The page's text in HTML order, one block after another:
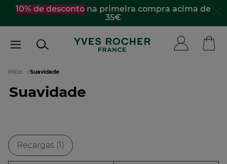
Passar
conteúdo
acima de ☀️ Descobre os essenciais de verão
acompanhar para todo lado​
Navegação
estrutural
Início Suavidade
Suavidade
Recargas (1)